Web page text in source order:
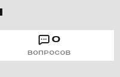
0
ВОПРОСОВ